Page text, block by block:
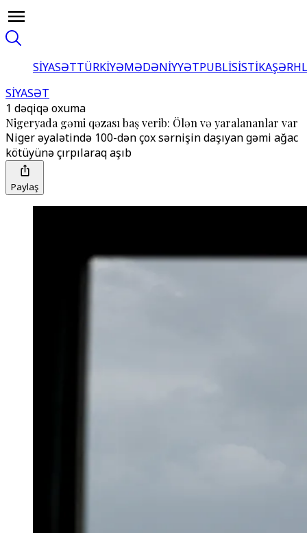
SİYASƏTTÜRKİYƏMƏDƏNİYYƏTPUBLİSİSTİKA
SİYASƏT
1 dəqiqə oxuma
Nigeryada gəmi qəzası baş verib: Ölən və yaralananlar var
Niger əyalətində 100-dən çox sərnişin daşıyan gəmi ağac
kötüyünə çırpılaraq aşıb
Paylaş